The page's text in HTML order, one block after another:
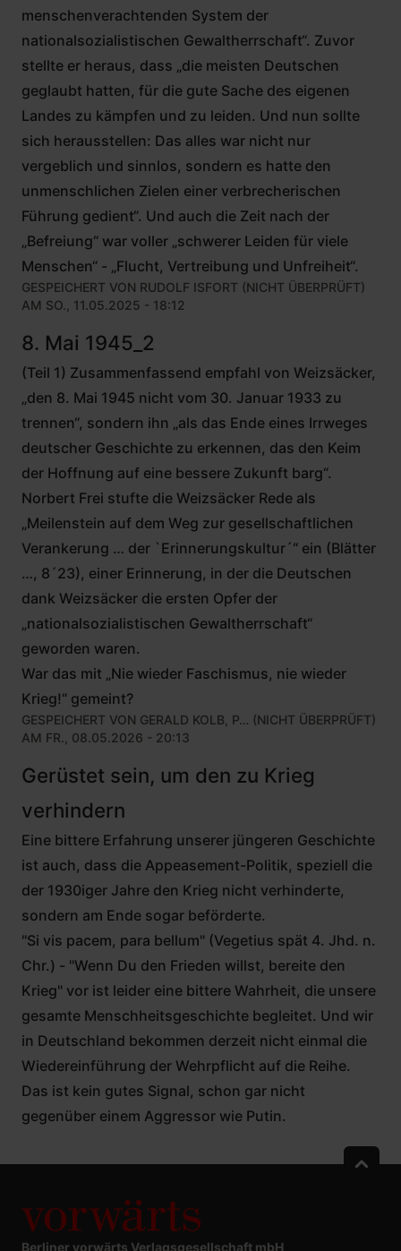
menschenverachtenden System der
nationalsozialistischen Gewaltherrschaft“. Zuvor
stellte er heraus, dass „die meisten Deutschen
geglaubt hatten, für die gute Sache des eigenen
Landes zu kämpfen und zu leiden. Und nun sollte
sich herausstellen: Das alles war nicht nur
vergeblich und sinnlos, sondern es hatte den
unmenschlichen Zielen einer verbrecherischen
Führung gedient“. Und auch die Zeit nach der
„Befreiung“ war voller „schwerer Leiden für viele
Menschen“ - „Flucht, Vertreibung und Unfreiheit“.
GESPEICHERT VON RUDOLF ISFORT (NICHT ÜBERPRÜFT)
AM SO., 11.05.2025 - 18:12
8. Mai 1945_2
(Teil 1) Zusammenfassend empfahl von Weizsäcker,
„den 8. Mai 1945 nicht vom 30. Januar 1933 zu
trennen“, sondern ihn „als das Ende eines Irrweges
deutscher Geschichte zu erkennen, das den Keim
der Hoffnung auf eine bessere Zukunft barg“.
Norbert Frei stufte die Weizsäcker Rede als
„Meilenstein auf dem Weg zur gesellschaftlichen
Verankerung … der `Erinnerungskultur´“ ein (Blätter
…, 8´23), einer Erinnerung, in der die Deutschen
dank Weizsäcker die ersten Opfer der
„nationalsozialistischen Gewaltherrschaft“
geworden waren.
War das mit „Nie wieder Faschismus, nie wieder
Krieg!“ gemeint?
GESPEICHERT VON GERALD KOLB, P… (NICHT ÜBERPRÜFT)
AM FR., 08.05.2026 - 20:13
Gerüstet sein, um den zu Krieg
verhindern
Eine bittere Erfahrung unserer jüngeren Geschichte
ist auch, dass die Appeasement-Politik, speziell die
der 1930iger Jahre den Krieg nicht verhinderte,
sondern am Ende sogar beförderte.
"Si vis pacem, para bellum" (Vegetius spät 4. Jhd. n.
Chr.) - "Wenn Du den Frieden willst, bereite den
Krieg" vor ist leider eine bittere Wahrheit, die unsere
gesamte Menschheitsgeschichte begleitet. Und wir
in Deutschland bekommen derzeit nicht einmal die
Wiedereinführung der Wehrpflicht auf die Reihe.
Das ist kein gutes Signal, schon gar nicht
gegenüber einem Aggressor wie Putin.
Berliner vorwärts Verlagsgesellschaft mbH